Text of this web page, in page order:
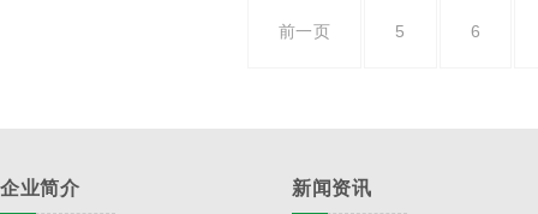
前一页 5 6
企业简介 新闻资讯